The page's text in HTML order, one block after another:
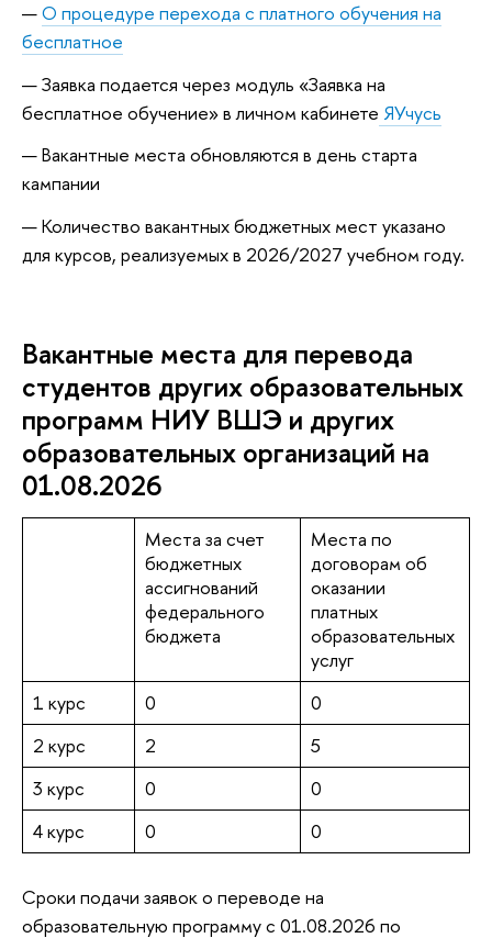
О процедуре перехода с платного обучения на
бесплатное
Заявка подается через модуль «Заявка на
бесплатное обучение» в личном кабинете ЯУчусь
Вакантные места обновляются в день старта
кампании
Количество вакантных бюджетных мест указано
для курсов, реализуемых в 2026/2027 учебном году.
Вакантные места для перевода
студентов других образовательных
программ НИУ ВШЭ и других
образовательных организаций на
01.08.2026
Места за счет
бюджетных
ассигнований
федерального
бюджета
Места по
договорам об
оказании
платных
образовательных
услуг
1 курс
0
0
2 курс
2
5
3 курс
0
0
4 курс
0 0
Сроки подачи заявок о переводе на
образовательную программу с 01.08.2026 по